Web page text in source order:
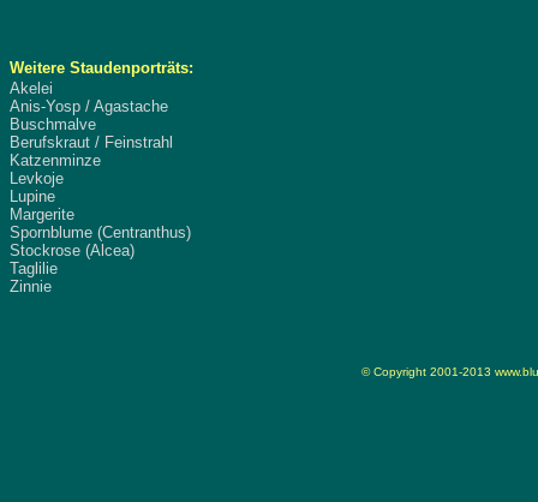
Weitere Staudenporträts:
Akelei
Anis-Yosp / Agastache
Buschmalve
Berufskraut / Feinstrahl
Katzenminze
Levkoje
Lupine
Margerite
Spornblume (Centranthus)
Stockrose (Alcea)
Taglilie
Zinnie
© Copyright 2001-2013